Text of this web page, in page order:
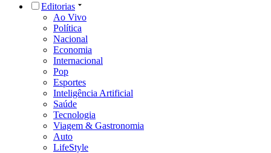
Editorias
Ao Vivo
Política
Nacional
Economia
Internacional
Pop
Esportes
Inteligência Artificial
Saúde
Tecnologia
Viagem & Gastronomia
Auto
LifeStyle